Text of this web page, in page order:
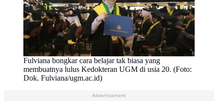
Fulviana bongkar cara belajar tak biasa yang
membuatnya lulus Kedokteran UGM di usia 20. (Foto:
Dok. Fulviana/ugm.ac.id)
Advertisement